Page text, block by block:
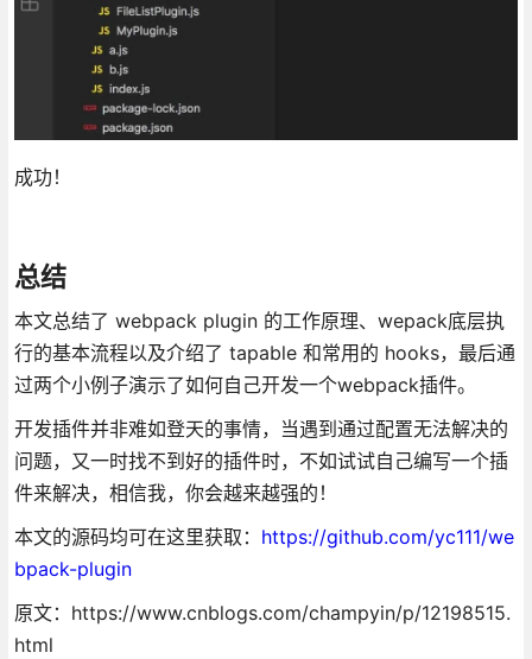
成功！
总结
本文总结了 webpack plugin 的工作原理、wepack底层执
行的基本流程以及介绍了 tapable 和常用的 hooks，最后通
过两个小例子演示了如何自己开发一个webpack插件。
开发插件并非难如登天的事情，当遇到通过配置无法解决的
问题，又一时找不到好的插件时，不如试试自己编写一个插
件来解决，相信我，你会越来越强的！
本文的源码均可在这里获取： https://github.com/yc111/we
bpack-plugin
原文：https://www.cnblogs.com/champyin/p/12198515.
html